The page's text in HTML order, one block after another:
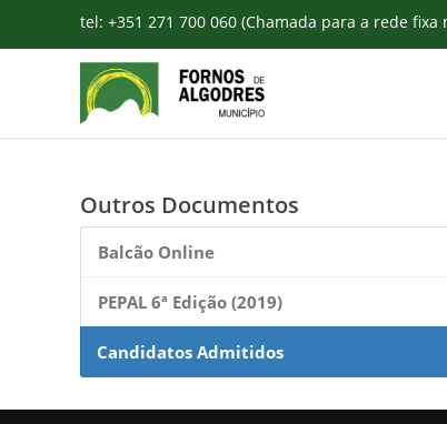
tel: +351 271 700 060 (Chamada para a rede
Outros Documentos
Balcão Online
PEPAL 6ª Edição (2019)
Candidatos Admitidos